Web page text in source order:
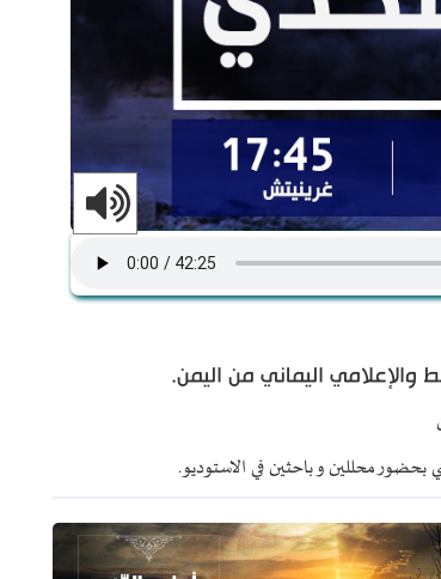
والإعلامي اليماني من اليمن.
بحضور محللين و باحثين في الاستوديو.